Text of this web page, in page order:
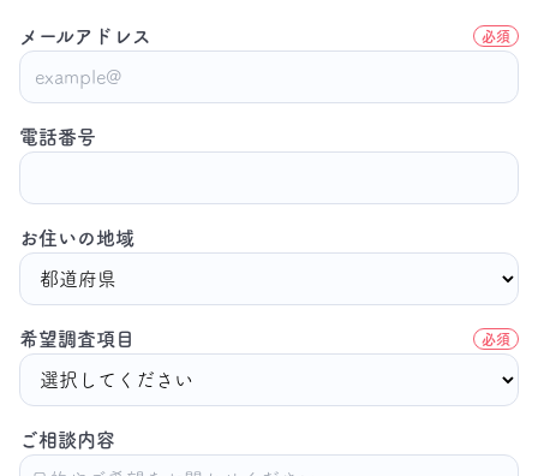
メールアドレス 必須
電話番号
お住いの地域
希望調査項目 必須
ご相談内容